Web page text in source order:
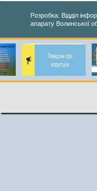
Розробка: Відділ
апарату Волинської